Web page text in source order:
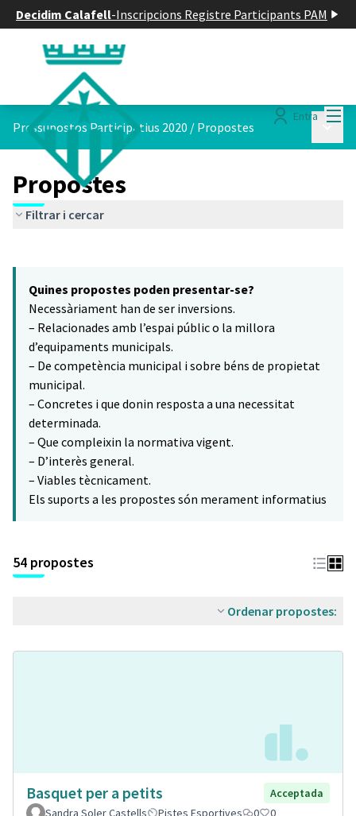
Decidim Calafell-Inscripcions Registre Participants PAM
Entra
Pressupostos Participatius 2020 / Propostes
Propostes
Filtrar i cercar
−
Quines propostes poden presentar-se?
Necessàriament han de ser inversions.
– Relacionades amb l’espai públic o la millora
d’equipaments municipals.
– De competència municipal i sobre béns de propietat
municipal.
– Concretes i que donin resposta a una necessitat
determinada.
– Que compleixin la normativa vigent.
– D’interès general.
– Viables tècnicament.
Els suports a les propostes són merament informatius
54 propostes
Ordenar propostes:
Basquet per a petits
Acceptada
Sandra Soler Castells
Pistes Esportives 0 0